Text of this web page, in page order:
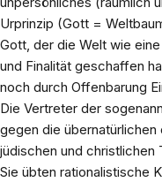
Urprinzip (Gott =
Gott, der die Welt wie
und Finalität geschaffen
noch durch Offenbarung
Die Vertreter der
gegen die übernatürlichen
jüdischen und christlichen
Sie übten rationalistische